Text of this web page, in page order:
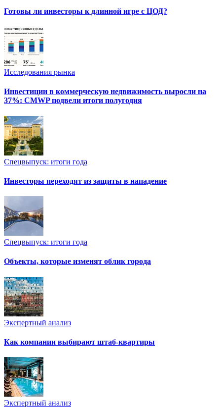
Готовы ли инвесторы к длинной игре с ЦОД?
Исследования рынка
Инвестиции в коммерческую недвижимость выросли на
37%: CMWP подвели итоги полугодия
Спецвыпуск: итоги года
Инвесторы переходят из защиты в нападение
Спецвыпуск: итоги года
Объекты, которые изменят облик города
Экспертный анализ
Как компании выбирают штаб-квартиры
Экспертный анализ